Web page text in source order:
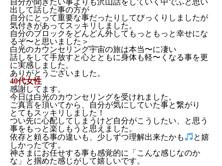
出して話した事の方が
自分にとって重要な事だったりしてびっくりしましたが
気付きがあってスッキリしました。
自分のブロックをどんどん外してもっともっと幸せにな
るぞ〜と思いました＞
白光のカウンセリング宇宙の旅は本当〜に凄い
話しをして手放すと心とともに身体も軽〜くなる事を更
に実感しました。
ありがとうございました。
40代女性
感謝してます。
今日は白光のカウンセリングを受けれました。
ご真言を頂いてから、自分が気にしていた事と繋がり
とてもスッキリしました！
つい先に心配してしまうけど自分がこうしたい、と思う
事をもっと楽しもうと思えました。
依存と頼る事の違いも、少しずつ理解出来たかも
と嬉
しかったです。
神さまにお任せする事も感覚的に「こんな感じなのか
な」と掴めた感じがして嬉しいです。